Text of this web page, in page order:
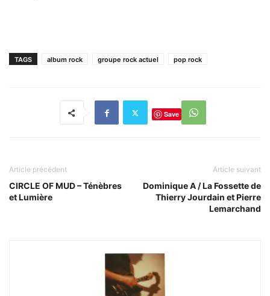
TAGS album rock groupe rock actuel pop rock
Save
Article précédent
CIRCLE OF MUD – Ténèbres
et Lumière
Article suivant
Dominique A / La Fossette de
Thierry Jourdain et Pierre
Lemarchand